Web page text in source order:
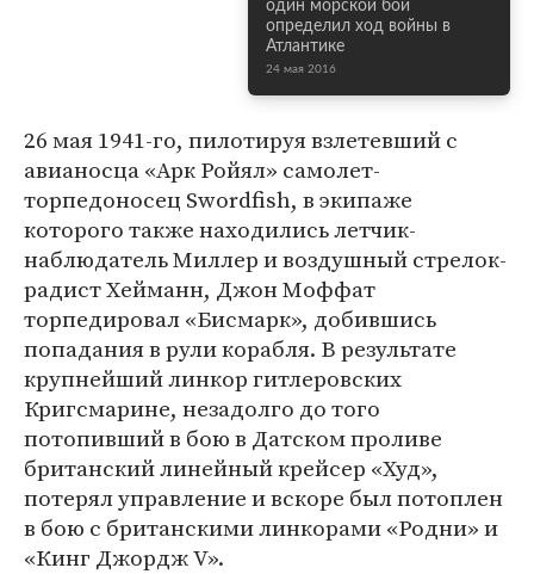
один морской бой
определил ход войны в
Атлантике
24 мая 2016
26 мая 1941-го, пилотируя взлетевший с
авианосца «Арк Ройял» самолет-
торпедоносец Swordfish, в экипаже
которого также находились летчик-
наблюдатель Миллер и воздушный стрелок-
радист Хейманн, Джон Моффат
торпедировал «Бисмарк», добившись
попадания в рули корабля. В результате
крупнейший линкор гитлеровских
Кригсмарине, незадолго до того
потопивший в бою в Датском проливе
британский линейный крейсер «Худ»,
потерял управление и вскоре был потоплен
в бою с британскими линкорами «Родни» и
«Кинг Джордж V».